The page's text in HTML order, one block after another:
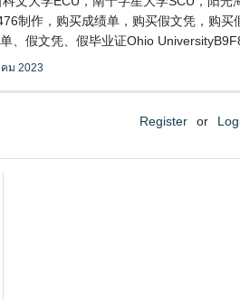
制作，购买成绩单，购买假文凭，购买
、假文凭、假毕业证Ohio
ม 2023
Register or